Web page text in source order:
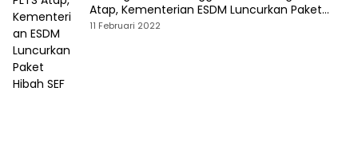
Atap, Kementerian ESDM Luncurkan Paket
Hibah SEF
11 Februari 2022